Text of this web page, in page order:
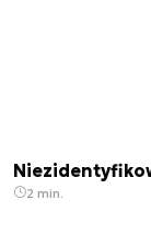
2 min.